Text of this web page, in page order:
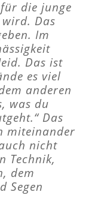
die junge
Das
Im
Das ist
es viel
anderen
was du
Das
miteinander
nicht
Technik,
dem
Segen